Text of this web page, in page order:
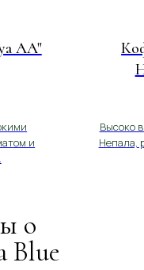
AA"
и
Высоко
Непала,
о
Blue